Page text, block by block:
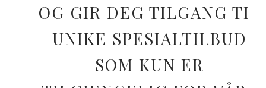
OG GIR DEG TILGANG TIL
UNIKE SPESIALTILBUD
SOM KUN ER